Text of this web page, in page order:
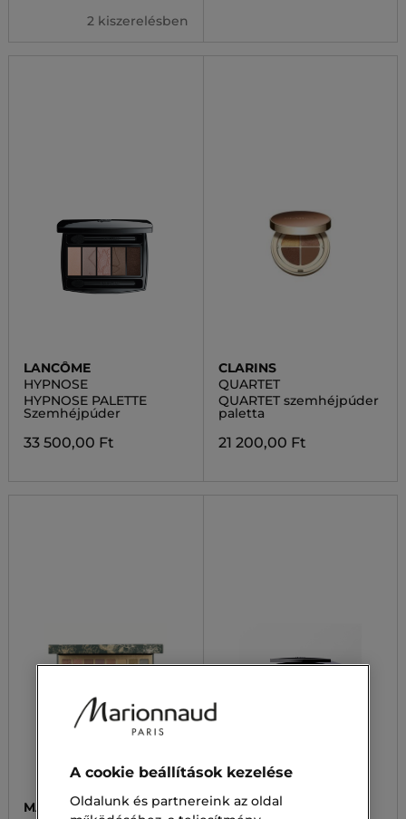
2 kiszerelésben
LANCÔME
HYPNOSE
HYPNOSE PALETTE
Szemhéjpúder
33 500,00 Ft
CLARINS
QUARTET
QUARTET szemhéjpúder
paletta
21 200,00 Ft
MARIONNAUD SMINK
LANCÔME
A cookie beállítások kezelése
Oldalunk és partnereink az oldal